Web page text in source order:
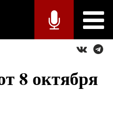
8 октября